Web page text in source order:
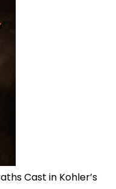
Cast in Kohler’s